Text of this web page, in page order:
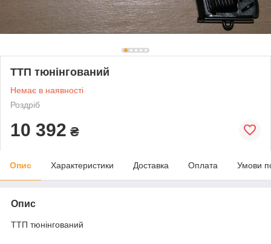
ТТП тюнінгований
Немає в наявності
Роздріб
10 392 ₴
Опис Характеристики Доставка Оплата Умови
Опис
ТТП тюнінгований